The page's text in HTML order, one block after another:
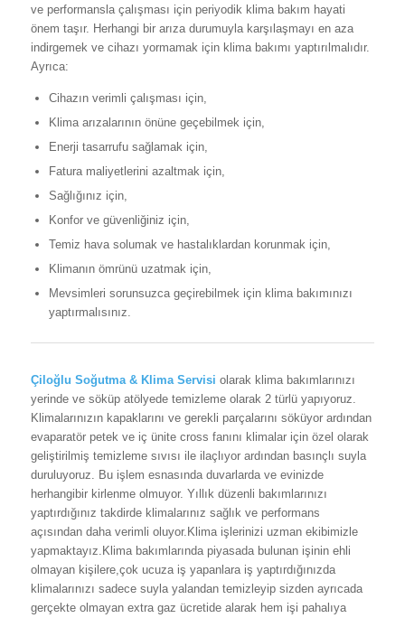
ve performansla çalışması için periyodik klima bakım hayati
önem taşır. Herhangi bir arıza durumuyla karşılaşmayı en aza
indirgemek ve cihazı yormamak için klima bakımı yaptırılmalıdır.
Ayrıca:
Cihazın verimli çalışması için,
Klima arızalarının önüne geçebilmek için,
Enerji tasarrufu sağlamak için,
Fatura maliyetlerini azaltmak için,
Sağlığınız için,
Konfor ve güvenliğiniz için,
Temiz hava solumak ve hastalıklardan korunmak için,
Klimanın ömrünü uzatmak için,
Mevsimleri sorunsuzca geçirebilmek için klima bakımınızı
yaptırmalısınız.
Çiloğlu Soğutma & Klima Servisi olarak klima bakımlarınızı
yerinde ve söküp atölyede temizleme olarak 2 türlü yapıyoruz.
Klimalarınızın kapaklarını ve gerekli parçalarını söküyor ardından
evaparatör petek ve iç ünite cross fanını klimalar için özel olarak
geliştirilmiş temizleme sıvısı ile ilaçlıyor ardından basınçlı suyla
duruluyoruz. Bu işlem esnasında duvarlarda ve evinizde
herhangibir kirlenme olmuyor. Yıllık düzenli bakımlarınızı
yaptırdığınız takdirde klimalarınız sağlık ve performans
açısından daha verimli oluyor.Klima işlerinizi uzman ekibimizle
yapmaktayız.Klima bakımlarında piyasada bulunan işinin ehli
olmayan kişilere,çok ucuza iş yapanlara iş yaptırdığınızda
klimalarınızı sadece suyla yalandan temizleyip sizden ayrıcada
gerçekte olmayan extra gaz ücretide alarak hem işi pahalıya